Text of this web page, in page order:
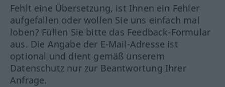
Fehlt eine Übersetzung, ist Ihnen ein Fehler
aufgefallen oder wollen Sie uns einfach mal
loben? Füllen Sie bitte das Feedback-Formular
aus. Die Angabe der E-Mail-Adresse ist
optional und dient gemäß unserem
Datenschutz nur zur Beantwortung Ihrer
Anfrage.